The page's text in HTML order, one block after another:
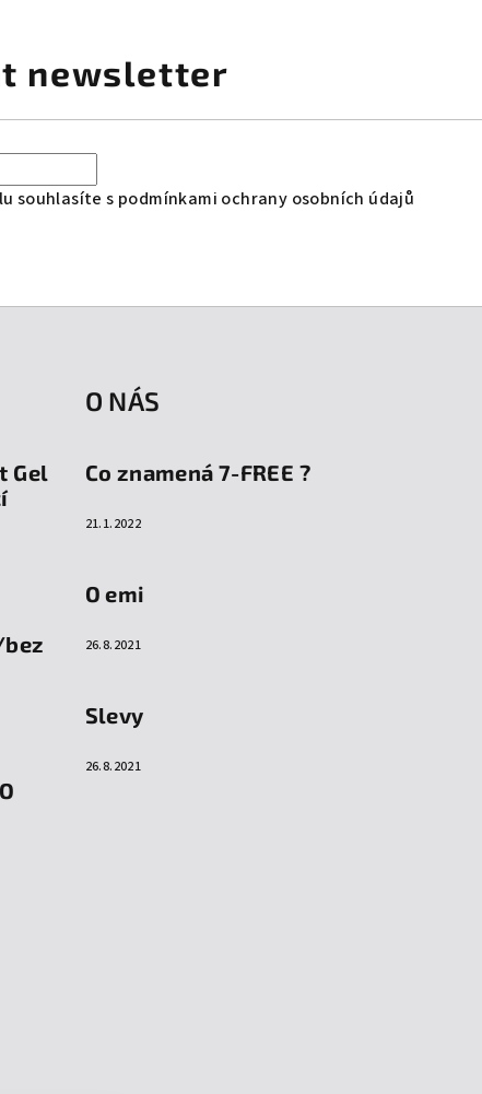
newsletter
souhlasíte s podmínkami ochrany osobních údajů
Gel
O NÁS
Co znamená 7-FREE ?
21.1.2022
O emi
26.8.2021
Slevy
26.8.2021